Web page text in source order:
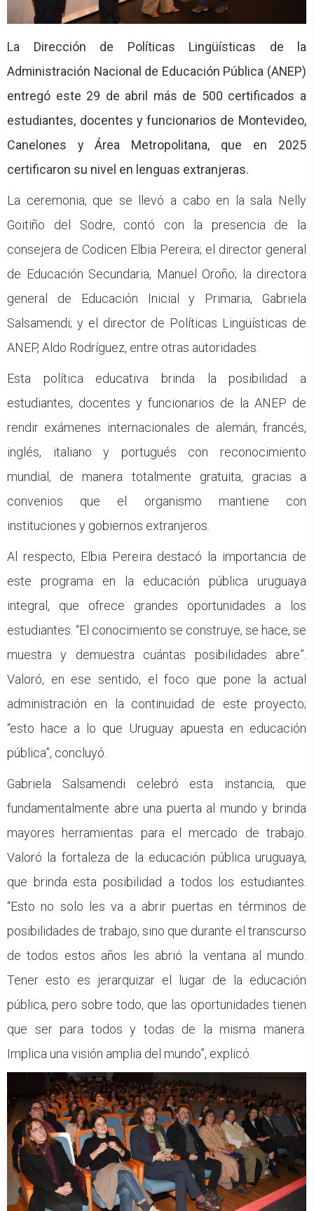
CFP
Noticias
La Dirección de Políticas Lingüísticas de la
Administración Nacional de Educación Pública (ANEP)
entregó este 29 de abril más de 500 certificados a
estudiantes, docentes y funcionarios de Montevideo,
Canelones y Área Metropolitana, que en 2025
certificaron su nivel en lenguas extranjeras.
La ceremonia, que se llevó a cabo en la sala Nelly
Goitiño del Sodre, contó con la presencia de la
consejera de Codicen Elbia Pereira; el director general
de Educación Secundaria, Manuel Oroño; la directora
general de Educación Inicial y Primaria, Gabriela
Salsamendi; y el director de Políticas Lingüísticas de
ANEP, Aldo Rodríguez, entre otras autoridades.
Esta política educativa brinda la posibilidad a
estudiantes, docentes y funcionarios de la ANEP de
rendir exámenes internacionales de alemán, francés,
inglés, italiano y portugués con reconocimiento
mundial, de manera totalmente gratuita, gracias a
convenios que el organismo mantiene con
instituciones y gobiernos extranjeros.
Al respecto, Elbia Pereira destacó la importancia de
este programa en la educación pública uruguaya
integral, que ofrece grandes oportunidades a los
estudiantes. “El conocimiento se construye, se hace, se
muestra y demuestra cuántas posibilidades abre”.
Valoró, en ese sentido, el foco que pone la actual
administración en la continuidad de este proyecto;
“esto hace a lo que Uruguay apuesta en educación
pública”, concluyó.
Gabriela Salsamendi celebró esta instancia, que
fundamentalmente abre una puerta al mundo y brinda
mayores herramientas para el mercado de trabajo.
Valoró la fortaleza de la educación pública uruguaya,
que brinda esta posibilidad a todos los estudiantes.
“Esto no solo les va a abrir puertas en términos de
posibilidades de trabajo, sino que durante el transcurso
de todos estos años les abrió la ventana al mundo.
Tener esto es jerarquizar el lugar de la educación
pública, pero sobre todo, que las oportunidades tienen
que ser para todos y todas de la misma manera.
Implica una visión amplia del mundo”, explicó.